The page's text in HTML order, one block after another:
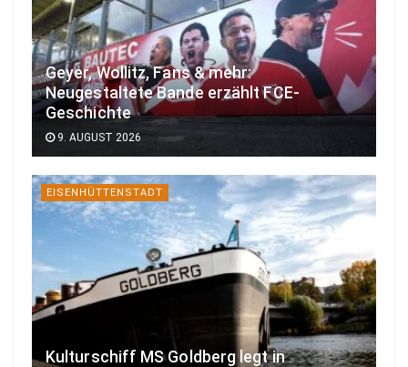
Geyer, Wollitz, Fans & mehr:
Neugestaltete Bande erzählt FCE-
Geschichte
9. AUGUST 2026
EISENHÜTTENSTADT
Kulturschiff MS Goldberg legt in